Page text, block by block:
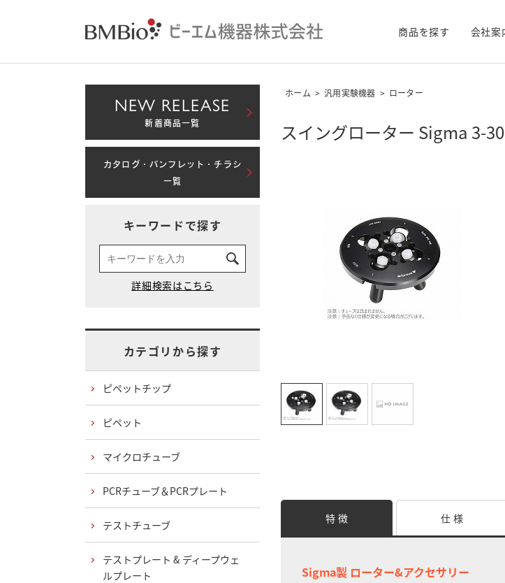
商品を探す 会社案
ホーム > 汎用実験機器 > ローター
スイングローター Sigma 3-
特 徴 仕 様
Sigma製 ローター&アクセサリー
NEW RELEASE
新着商品一覧
カタログ・パンフレット・チラシ
一覧
キーワードで探す
カテゴリから探す
ピペットチップ
ピペット
マイクロチューブ
PCRチューブ＆PCRプレート
テストチューブ
テストプレート & ディープウェ
ルプレート